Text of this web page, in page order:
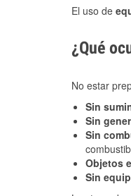
El uso de
¿Qué
No estar
Sin
Sin
Sin
Objetos
Sin